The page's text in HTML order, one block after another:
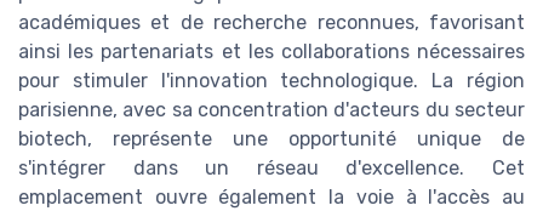
académiques et de recherche reconnues, favorisant
ainsi les partenariats et les collaborations nécessaires
pour stimuler l'innovation technologique. La région
parisienne, avec sa concentration d'acteurs du secteur
biotech, représente une opportunité unique de
s'intégrer dans un réseau d'excellence. Cet
emplacement ouvre également la voie à l'accès au